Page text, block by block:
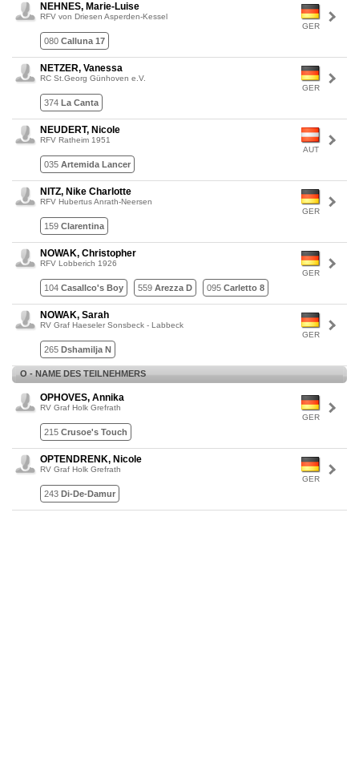
GER
NEHNES, Marie-Luise
RFV von Driesen Asperden-Kessel
080 Calluna 17
GER
NETZER, Vanessa
RC St.Georg Günhoven e.V.
374 La Canta
AUT
NEUDERT, Nicole
RFV Ratheim 1951
035 Artemida Lancer
GER
NITZ, Nike Charlotte
RFV Hubertus Anrath-Neersen
159 Clarentina
GER
NOWAK, Christopher
RFV Lobberich 1926
104 Casallco's Boy 559 Arezza D 095 Carletto 8
GER
NOWAK, Sarah
RV Graf Haeseler Sonsbeck - Labbeck
265 Dshamilja N
O - NAME DES TEILNEHMERS
GER
OPHOVES, Annika
RV Graf Holk Grefrath
215 Crusoe's Touch
GER
OPTENDRENK, Nicole
RV Graf Holk Grefrath
243 Di-De-Damur